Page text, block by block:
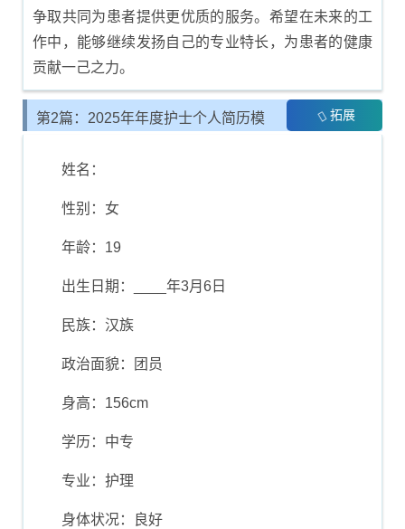
争取共同为患者提供更优质的服务。希望在未来的工
作中，能够继续发扬自己的专业特长，为患者的健康
贡献一己之力。
第2篇：2025年年度护士个人简历模 拓展
姓名：
性别：女
年龄：19
出生日期：____年3月6日
民族：汉族
政治面貌：团员
身高：156cm
学历：中专
专业：护理
身体状况：良好